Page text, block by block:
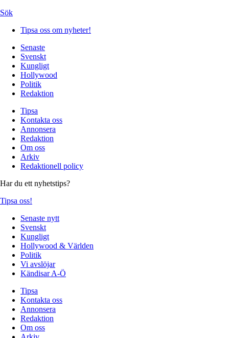
Sök
Tipsa oss om nyheter!
Senaste
Svenskt
Kungligt
Hollywood
Politik
Redaktion
Tipsa
Kontakta oss
Annonsera
Redaktion
Om oss
Arkiv
Redaktionell policy
Har du ett nyhetstips?
Tipsa oss!
Senaste nytt
Svenskt
Kungligt
Hollywood & Världen
Politik
Vi avslöjar
Kändisar A-Ö
Tipsa
Kontakta oss
Annonsera
Redaktion
Om oss